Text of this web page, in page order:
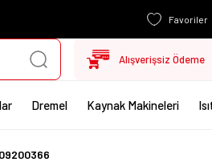
Favoriler
Alışverişsiz Ödeme
Dremel Kaynak Makineleri